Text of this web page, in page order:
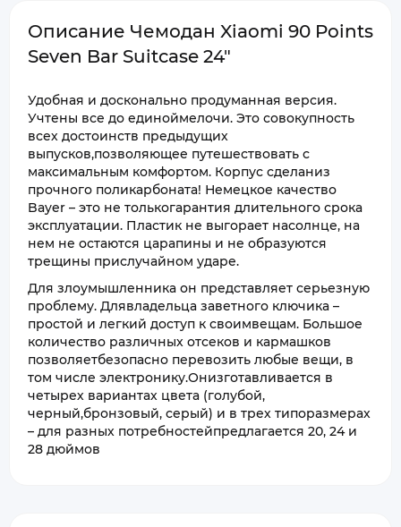
Описание Чемодан Xiaomi 90 Points
Seven Bar Suitcase 24"
Удобная и досконально продуманная версия.
Учтены все до единоймелочи. Это совокупность
всех достоинств предыдущих
выпусков,позволяющее путешествовать с
максимальным комфортом. Корпус сделаниз
прочного поликарбоната! Немецкое качество
Bayer – это не толькогарантия длительного срока
эксплуатации. Пластик не выгорает насолнце, на
нем не остаются царапины и не образуются
трещины прислучайном ударе.
Для злоумышленника он представляет серьезную
проблему. Длявладельца заветного ключика –
простой и легкий доступ к своимвещам. Большое
количество различных отсеков и кармашков
позволяетбезопасно перевозить любые вещи, в
том числе электронику.Онизготавливается в
четырех вариантах цвета (голубой,
черный,бронзовый, серый) и в трех типоразмерах
– для разных потребностейпредлагается 20, 24 и
28 дюймов